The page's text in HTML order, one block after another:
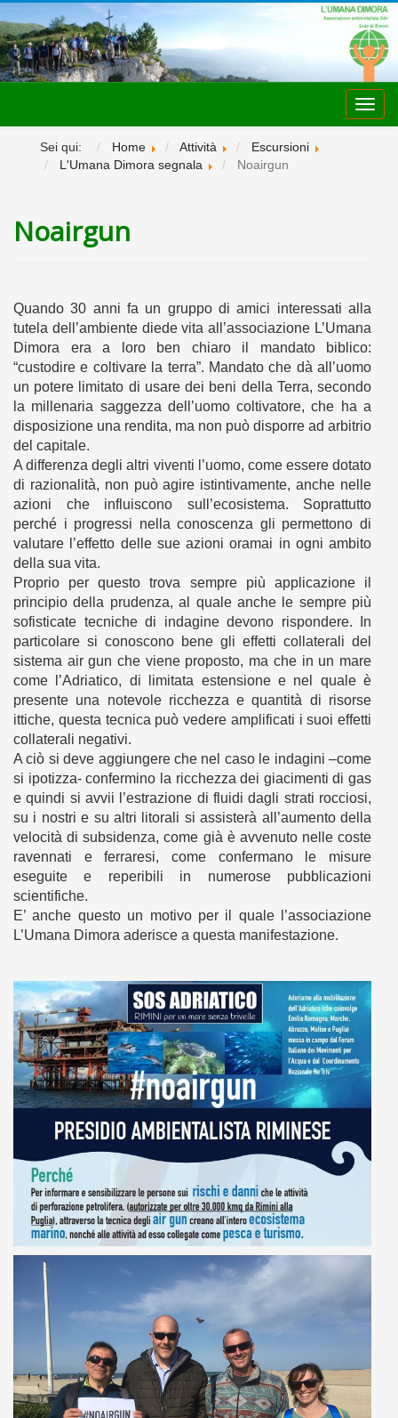
Sei qui:
Home Attività
Escursioni
L'Umana Dimora segnala
Noairgun
Noairgun
Quando 30 anni fa un gruppo di amici interessati alla
tutela dell’ambiente diede vita all’associazione L’Umana
Dimora era a loro ben chiaro il mandato biblico:
“custodire e coltivare la terra”. Mandato che dà all’uomo
un potere limitato di usare dei beni della Terra, secondo
la millenaria saggezza dell’uomo coltivatore, che ha a
disposizione una rendita, ma non può disporre ad arbitrio
del capitale.
A differenza degli altri viventi l’uomo, come essere dotato
di razionalità, non può agire istintivamente, anche nelle
azioni che influiscono sull’ecosistema. Soprattutto
perché i progressi nella conoscenza gli permettono di
valutare l’effetto delle sue azioni oramai in ogni ambito
della sua vita.
Proprio per questo trova sempre più applicazione il
principio della prudenza, al quale anche le sempre più
sofisticate tecniche di indagine devono rispondere. In
particolare si conoscono bene gli effetti collaterali del
sistema air gun che viene proposto, ma che in un mare
come l’Adriatico, di limitata estensione e nel quale è
presente una notevole ricchezza e quantità di risorse
ittiche, questa tecnica può vedere amplificati i suoi effetti
collaterali negativi.
A ciò si deve aggiungere che nel caso le indagini –come
si ipotizza- confermino la ricchezza dei giacimenti di gas
e quindi si avvii l’estrazione di fluidi dagli strati rocciosi,
su i nostri e su altri litorali si assisterà all’aumento della
velocità di subsidenza, come già è avvenuto nelle coste
ravennati e ferraresi, come confermano le misure
eseguite e reperibili in numerose pubblicazioni
scientifiche.
E’ anche questo un motivo per il quale l’associazione
L’Umana Dimora aderisce a questa manifestazione.